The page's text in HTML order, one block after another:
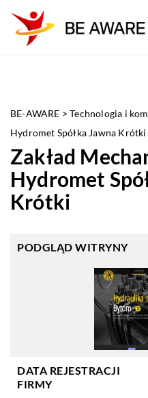
BE-AWARE >Technologia i
Hydromet Spółka Jawna Krótki
Zakład
Hydromet
Krótki
PODGLĄD WITRYNY
DATA REJESTRACJI
FIRMY